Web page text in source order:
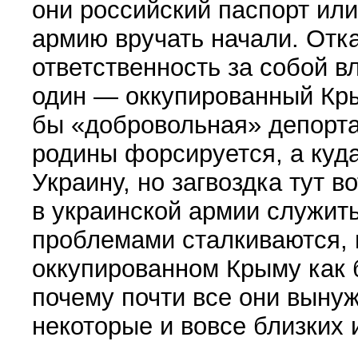
они российский паспорт
армию вручать начали.
ответственность за собой
один — оккупированный
бы «добровольная»
родины форсируется, а
Украину, но загвоздка
в украинской армии
проблемами сталкиваются,
оккупированном Крыму
почему почти все они
некоторые и вовсе